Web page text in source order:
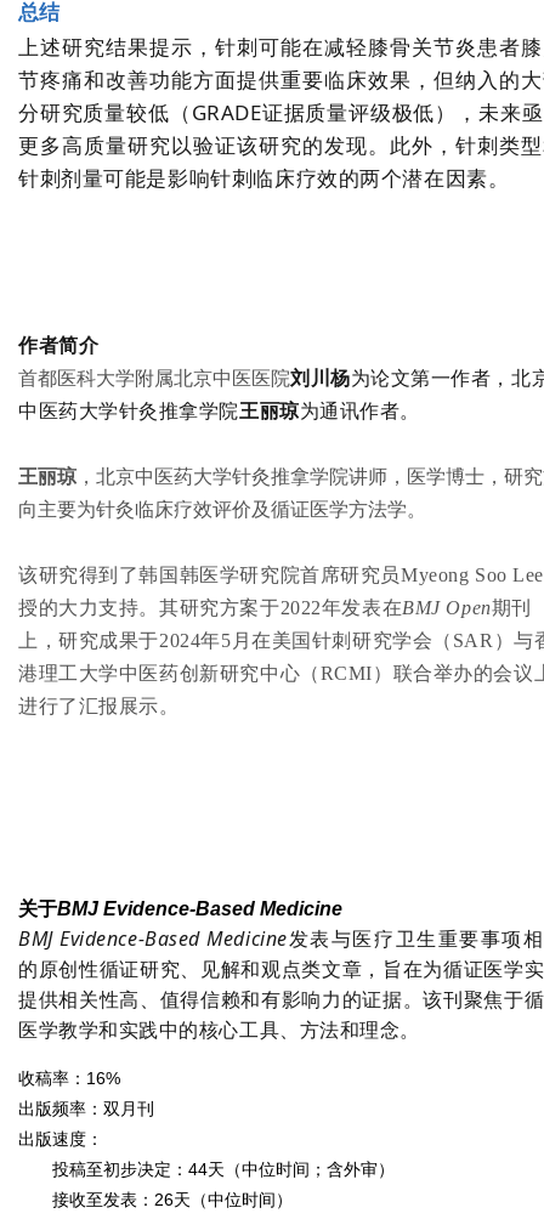
总结
上述研究结果提示，针刺可能在减轻膝骨关节炎患者
节疼痛和改善功能方面提供重要临床效果，但纳入的
分研究质量较低（GRADE证据质量评级极低），未来
更多高质量研究以验证该研究的发现。此外，针刺类
针刺剂量可能是影响针刺临床疗效的两个潜在因素。
作者简介
首都医科大学附属北京中医医院刘川杨为论文第一作者，北
中医药大学针灸推拿学院王丽琼为通讯作者。
王丽琼 ，北京中医药大学针灸推拿学院讲师，医学博士，研
向主要为针灸临床疗效评价及循证医学方法学。
该研究得到了韩国韩医学研究院首席研究员Myeong Soo
授的大力支持。其研究方案于2022年发表在BMJ Open期刊
上 ，研究成果于2024年5月在美国针刺研究学会（SAR）与
港理工大学中医药创新研究中心（RCMI）联合举办的会议
进行了汇报展示。
关于BMJ Evidence-Based Medicine
BMJ Evidence-Based Medicine发表与医疗卫生重要事项
的原创性循证研究、见解和观点类文章，旨在为循证医学
提供相关性高、值得信赖和有影响力的证据。该刊聚焦于
医学教学和实践中的核心工具、方法和理念。
收稿率：16%
出版频率：双月刊
出版速度：
投稿至初步决定：44天（中位时间；含外审）
接收至发表：26天（中位时间）